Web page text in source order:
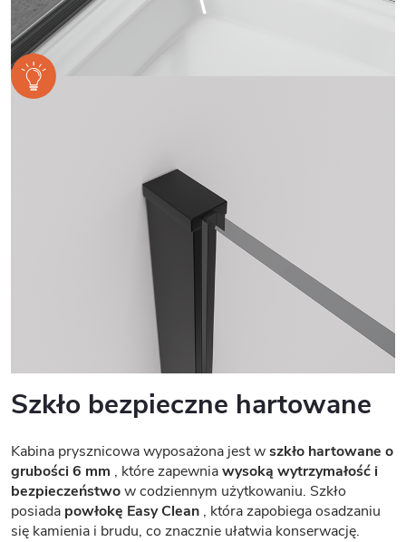
Szkło bezpieczne hartowane
Kabina prysznicowa wyposażona jest wszkło hartowane o
grubości 6 mm , które zapewniawysoką wytrzymałość i
bezpieczeństwow codziennym użytkowaniu. Szkło
posiada powłokę Easy Clean , która zapobiega osadzaniu
się kamienia i brudu, co znacznie ułatwia konserwację.